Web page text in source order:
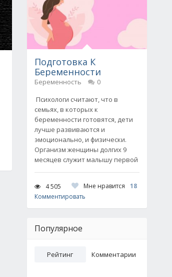
Подготовка К
Беременности
Беременность
0
Психологи считают, что в
семьях, в которых к
беременности готовятся, дети
лучше развиваются и
эмоционально, и физически.
Организм женщины долгих 9
месяцев служит малышу первой
4 505 Мне нравится
18
Комментировать
Популярное
Рейтинг Комментарии